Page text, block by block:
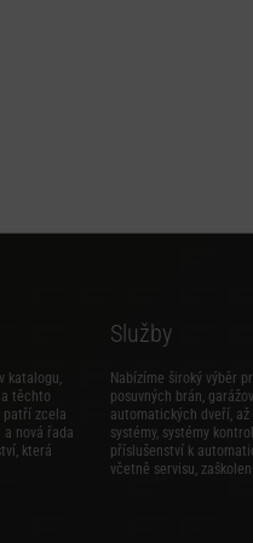
katalogu,
těchto
patří zcela
a nová řada
, která
Služby
Nabízíme široký výběr
posuvných brán,
automatických dveří,
systémy, systémy
příslušenství k
včetně servisu,